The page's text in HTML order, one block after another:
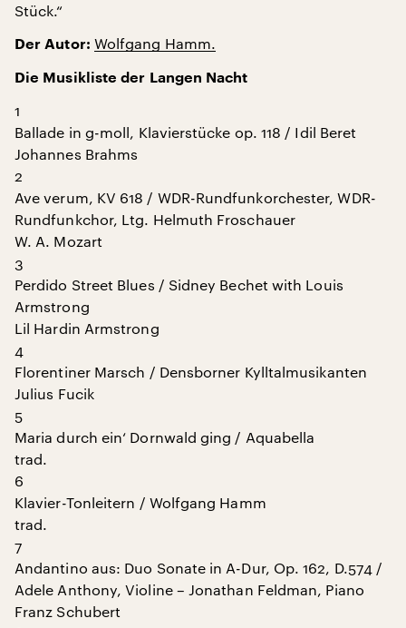
Stück.“
Der Autor: Wolfgang Hamm.
Die Musikliste der Langen Nacht
1
Ballade in g-moll, Klavierstücke op. 118 / Idil Beret
Johannes Brahms
2
Ave verum, KV 618 / WDR-Rundfunkorchester, WDR-
Rundfunkchor, Ltg. Helmuth Froschauer
W. A. Mozart
3
Perdido Street Blues / Sidney Bechet with Louis
Armstrong
Lil Hardin Armstrong
4
Florentiner Marsch / Densborner Kylltalmusikanten
Julius Fucik
5
Maria durch ein‘ Dornwald ging / Aquabella
trad.
6
Klavier-Tonleitern / Wolfgang Hamm
trad.
7
Andantino aus: Duo Sonate in A-Dur, Op. 162, D.574 /
Adele Anthony, Violine – Jonathan Feldman, Piano
Franz Schubert